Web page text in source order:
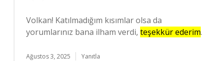
Volkan! Katılmadığım kısımlar olsa da
yorumlarınız bana ilham verdi, teşekkür ederim.
Ağustos 3, 2025 Yanıtla